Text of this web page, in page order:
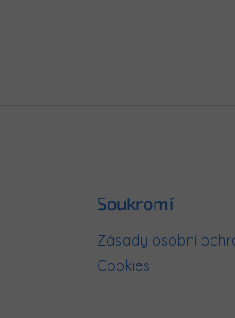
Soukromí
Zásady osobní
Cookies